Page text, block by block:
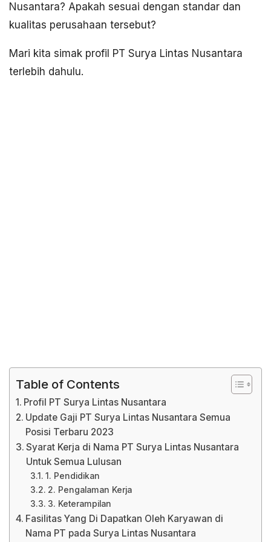
Nusantara? Apakah sesuai dengan standar dan
kualitas perusahaan tersebut?
Mari kita simak profil PT Surya Lintas Nusantara
terlebih dahulu.
Table of Contents
Profil PT Surya Lintas Nusantara
Update Gaji PT Surya Lintas Nusantara Semua
Posisi Terbaru 2023
Syarat Kerja di Nama PT Surya Lintas Nusantara
Untuk Semua Lulusan
1. Pendidikan
2. Pengalaman Kerja
3. Keterampilan
Fasilitas Yang Di Dapatkan Oleh Karyawan di
Nama PT pada Surya Lintas Nusantara